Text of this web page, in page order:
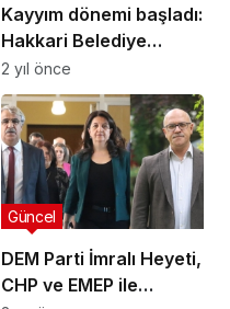
Kayyım dönemi başladı:
Hakkari Belediye
Başkanı Akış gözaltına
alınarak görevden
uzaklaştırıldı
2 yıl önce
DEM Parti İmralı Heyeti,
CHP ve EMEP ile
Güncel